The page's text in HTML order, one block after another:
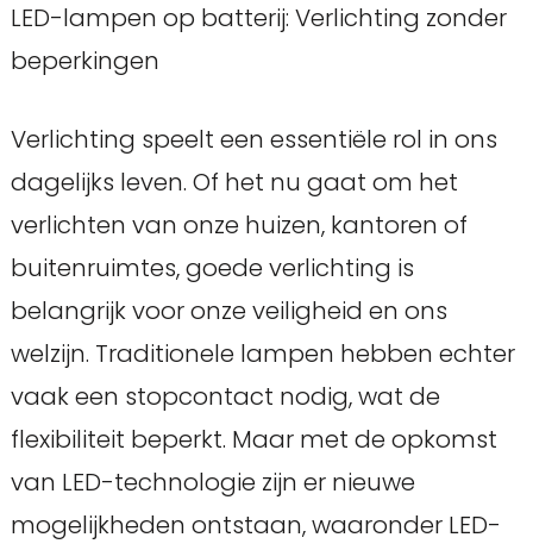
LED-lampen op batterij: Verlichting zonder
beperkingen
Verlichting speelt een essentiële rol in ons
dagelijks leven. Of het nu gaat om het
verlichten van onze huizen, kantoren of
buitenruimtes, goede verlichting is
belangrijk voor onze veiligheid en ons
welzijn. Traditionele lampen hebben echter
vaak een stopcontact nodig, wat de
flexibiliteit beperkt. Maar met de opkomst
van LED-technologie zijn er nieuwe
mogelijkheden ontstaan, waaronder LED-